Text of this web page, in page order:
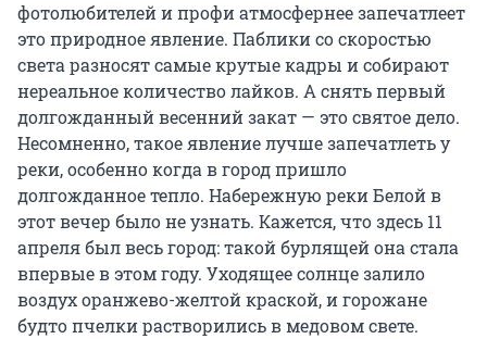
фотолюбителей и профи атмосфернее запечатлеет
это природное явление. Паблики со скоростью
света разносят самые крутые кадры и собирают
нереальное количество лайков. А снять первый
долгожданный весенний закат — это святое дело.
Несомненно, такое явление лучше запечатлеть у
реки, особенно когда в город пришло
долгожданное тепло. Набережную реки Белой в
этот вечер было не узнать. Кажется, что здесь 11
апреля был весь город: такой бурлящей она стала
впервые в этом году. Уходящее солнце залило
воздух оранжево-желтой краской, и горожане
будто пчелки растворились в медовом свете.